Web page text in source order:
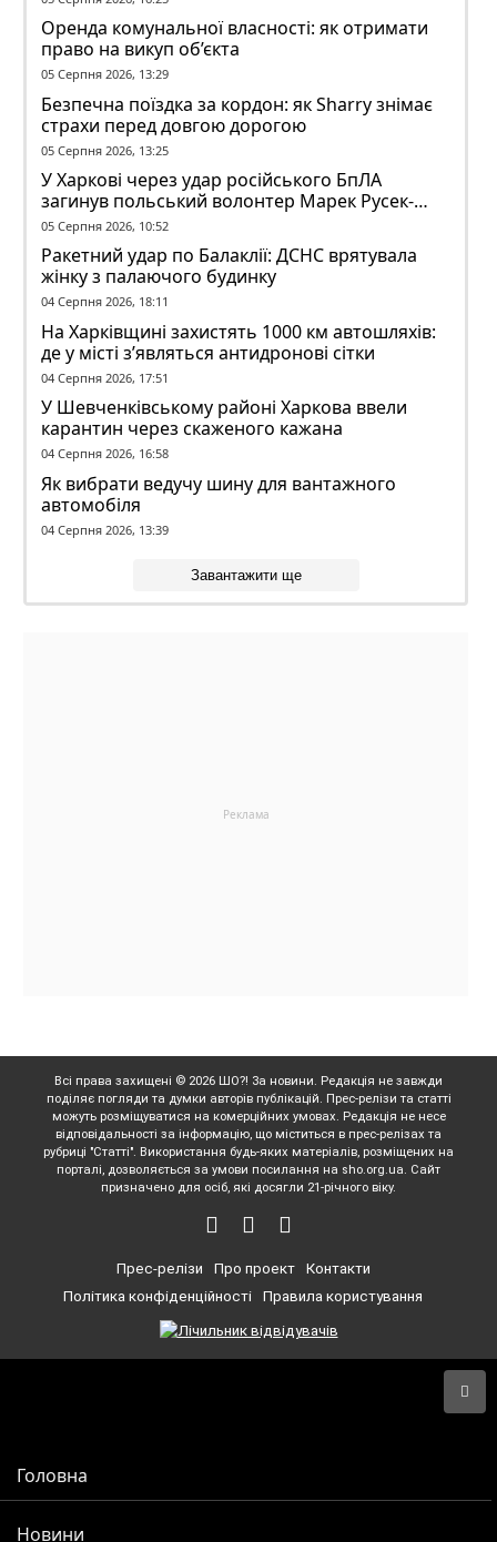
Оренда комунальної власності: як отримати
право на викуп об’єкта
05 Серпня 2026, 13:29
Безпечна поїздка за кордон: як Sharry знімає
страхи перед довгою дорогою
05 Серпня 2026, 13:25
У Харкові через удар російського БпЛА
загинув польський волонтер Марек Русек-
Вольський
05 Серпня 2026, 10:52
Ракетний удар по Балаклії: ДСНС врятувала
жінку з палаючого будинку
04 Серпня 2026, 18:11
На Харківщині захистять 1000 км автошляхів:
де у місті з’являться антидронові сітки
04 Серпня 2026, 17:51
У Шевченківському районі Харкова ввели
карантин через скаженого кажана
04 Серпня 2026, 16:58
Як вибрати ведучу шину для вантажного
автомобіля
04 Серпня 2026, 13:39
Завантажити ще
Всі права захищені © 2026 ШО?! За новини. Редакція не завжди
поділяє погляди та думки авторів публікацій. Прес-релізи та статті
можуть розміщуватися на комерційних умовах. Редакція не несе
відповідальності за інформацію, що міститься в прес-релізах та
рубриці "Статті". Використання будь-яких матеріалів, розміщених на
порталі, дозволяється за умови посилання на sho.org.ua. Сайт
призначено для осіб, які досягли 21-річного віку.
Прес-релізи Про проект
Контакти
Політика конфіденційності
Правила користування
Головна
Новини